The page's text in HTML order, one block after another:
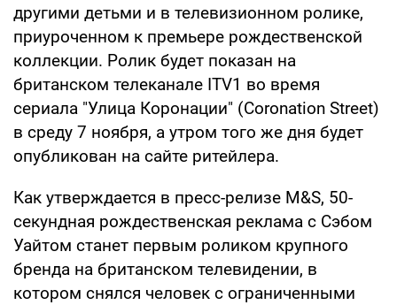
другими детьми и в телевизионном ролике,
приуроченном к премьере рождественской
коллекции. Ролик будет показан на
британском телеканале ITV1 во время
сериала "Улица Коронации" (Coronation Street)
в среду 7 ноября, а утром того же дня будет
опубликован на сайте ритейлера.
Как утверждается в пресс-релизе M&S, 50-
секундная рождественская реклама с Сэбом
Уайтом станет первым роликом крупного
бренда на британском телевидении, в
котором снялся человек с ограниченными